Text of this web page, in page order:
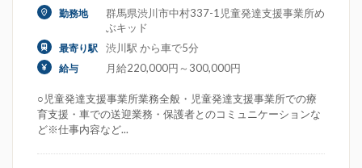
勤務地
群馬県渋川市中村337-1児童発達支援事業所め
ぶキッド
最寄り駅 渋川駅 から車で5分
給与 月給220,000円～300,000円
○児童発達支援事業所業務全般・児童発達支援事業所での療
育支援・車での送迎業務・保護者とのコミュニケーションな
ど※仕事内容など...